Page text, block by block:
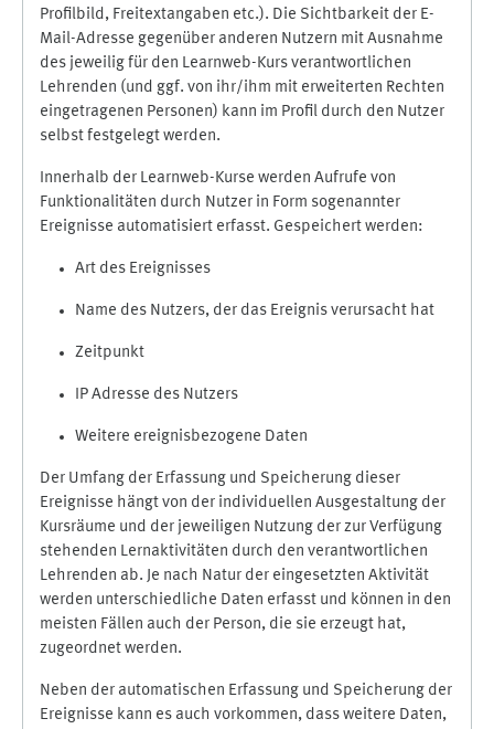
Profilbild, Freitextangaben etc.). Die Sichtbarkeit der E-
Mail-Adresse gegenüber anderen Nutzern mit Ausnahme
des jeweilig für den Learnweb-Kurs verantwortlichen
Lehrenden (und ggf. von ihr/ihm mit erweiterten Rechten
eingetragenen Personen) kann im Profil durch den Nutzer
selbst festgelegt werden.
Innerhalb der Learnweb-Kurse werden Aufrufe von
Funktionalitäten durch Nutzer in Form sogenannter
Ereignisse automatisiert erfasst. Gespeichert werden:
Art des Ereignisses
Name des Nutzers, der das Ereignis verursacht hat
Zeitpunkt
IP Adresse des Nutzers
Weitere ereignisbezogene Daten
Der Umfang der Erfassung und Speicherung dieser
Ereignisse hängt von der individuellen Ausgestaltung der
Kursräume und der jeweiligen Nutzung der zur Verfügung
stehenden Lernaktivitäten durch den verantwortlichen
Lehrenden ab. Je nach Natur der eingesetzten Aktivität
werden unterschiedliche Daten erfasst und können in den
meisten Fällen auch der Person, die sie erzeugt hat,
zugeordnet werden.
Neben der automatischen Erfassung und Speicherung der
Ereignisse kann es auch vorkommen, dass weitere Daten,